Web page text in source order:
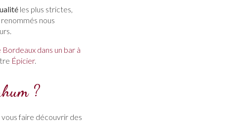
les plus strictes,
nous
dans un bar à
Épicier.
?
faire découvrir des